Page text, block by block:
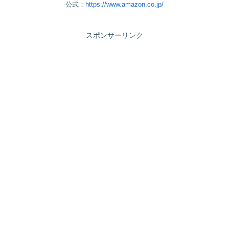
公式： https://www.amazon.co.jp/
スポンサーリンク